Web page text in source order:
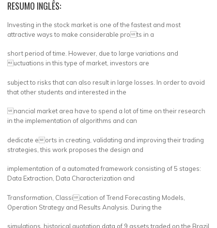
RESUMO INGLÊS:
Investing in the stock market is one of the fastest and most
attractive ways to make considerable prots in a
short period of time. However, due to large variations and
uctuations in this type of market, investors are
subject to risks that can also result in large losses. In order to avoid
that other students and interested in the
nancial market area have to spend a lot of time on their research
in the implementation of algorithms and can
dedicate eorts in creating, validating and improving their trading
strategies, this work proposes the design and
implementation of a automated framework consisting of 5 stages:
Data Extraction, Data Characterization and
Transformation, Classication of Trend Forecasting Models,
Operation Strategy and Results Analysis. During the
simulations, historical quotation data of 9 assets traded on the Brazil